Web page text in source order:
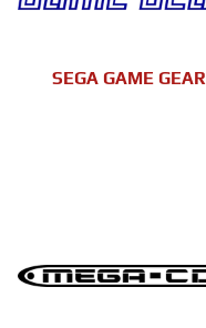
SEGA GAME GEAR